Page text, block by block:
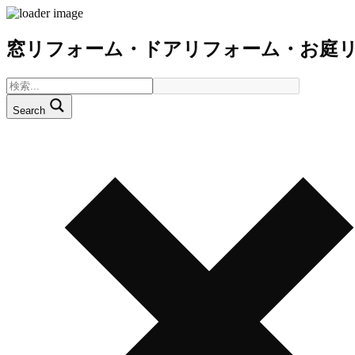
窓リフォーム・ドアリフォーム・お庭
Search